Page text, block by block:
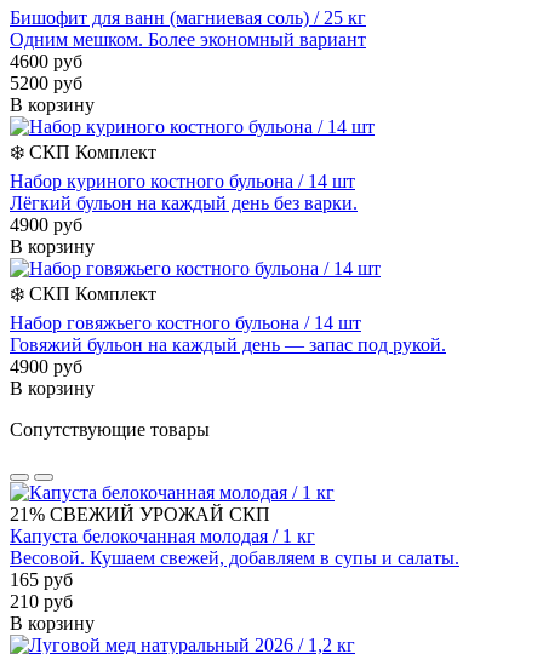
Бишофит для ванн (магниевая соль) / 25 кг
Одним мешком. Более экономный вариант
4600 руб
5200 руб
В корзину
❄️ СКП Комплект
Набор куриного костного бульона / 14 шт
Лёгкий бульон на каждый день без варки.
4900 руб
В корзину
❄️ СКП Комплект
Набор говяжьего костного бульона / 14 шт
Говяжий бульон на каждый день — запас под рукой.
4900 руб
В корзину
Сопутствующие товары
21% СВЕЖИЙ УРОЖАЙ СКП
Капуста белокочанная молодая / 1 кг
Весовой. Кушаем свежей, добавляем в супы и салаты.
165 руб
210 руб
В корзину